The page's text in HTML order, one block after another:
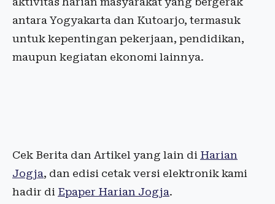
antara Yogyakarta dan Kutoarjo, termasuk
untuk kepentingan pekerjaan, pendidikan,
maupun kegiatan ekonomi lainnya.
Cek Berita dan Artikel yang lain di Harian
Jogja, dan edisi cetak versi elektronik kami
hadir di Epaper Harian Jogja.